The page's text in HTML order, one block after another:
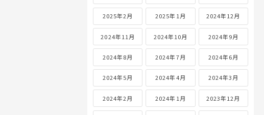
2025年2月 2025年1月 2024年12月
2024年11月 2024年10月 2024年9月
2024年8月 2024年7月 2024年6月
2024年5月 2024年4月 2024年3月
2024年2月 2024年1月 2023年12月